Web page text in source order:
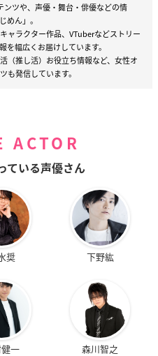
ツや、声優・舞台・俳優などの情
めん」。
ャラクター作品、VTuberなどストリー
を幅広くお届けしています。
（推し活）お役立ち情報など、女性オ
も発信しています。
ACTOR
ている声優さん
奨 下野紘
一 森川智之